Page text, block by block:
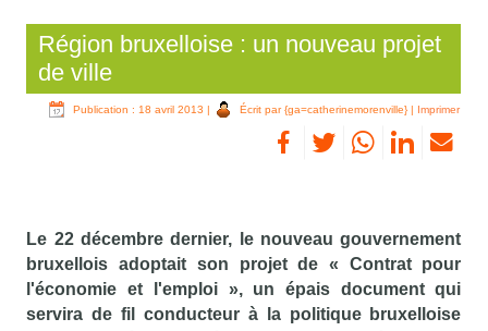
Région bruxelloise : un nouveau projet
de ville
Publication : 18 avril 2013 | Écrit par {ga=catherinemorenville} | Imprimer
Le 22 décembre dernier, le nouveau gouvernement
bruxellois adoptait son projet de « Contrat pour
l'économie et l'emploi », un épais document qui
servira de fil conducteur à la politique bruxelloise